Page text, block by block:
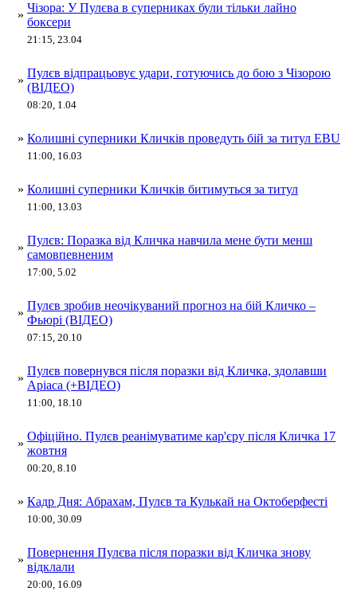
»
Чізора: У Пулєва в суперниках були тільки лайно
боксери
21:15, 23.04
»
Пулєв відпрацьовує удари, готуючись до бою з Чізорою
(ВІДЕО)
08:20, 1.04
» Колишні суперники Кличків проведуть бій за титул EBU
11:00, 16.03
» Колишні суперники Кличків битимуться за титул
11:00, 13.03
»
Пулєв: Поразка від Кличка навчила мене бути менш
самовпевненим
17:00, 5.02
»
Пулєв зробив неочікуваний прогноз на бій Кличко –
Фьюрі (ВІДЕО)
07:15, 20.10
»
Пулєв повернувся після поразки від Кличка, здолавши
Аріаса (+ВІДЕО)
11:00, 18.10
»
Офіційно. Пулєв реанімуватиме кар'єру після Кличка 17
жовтня
00:20, 8.10
» Кадр Дня: Абрахам, Пулєв та Кулькай на Октоберфесті
10:00, 30.09
»
Повернення Пулєва після поразки від Кличка знову
відклали
20:00, 16.09